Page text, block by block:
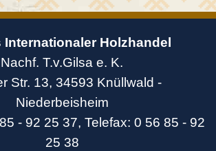
Internationaler Holzhandel
Nachf. T.v.Gilsa e. K.
Str. 13, 34593 Knüllwald -
Niederbeisheim
- 92 25 37, Telefax: 0 56 85 - 92
25 38